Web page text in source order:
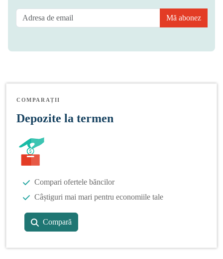
Mă abonez
COMPARAȚII
Depozite la termen
Compari ofertele băncilor
Câștiguri mai mari pentru economiile tale
Compară